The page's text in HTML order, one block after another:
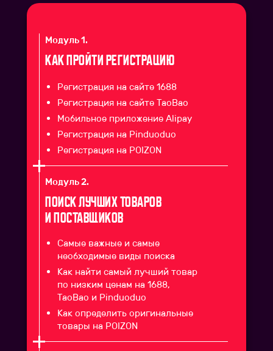
Модуль 1.
Как пройти регистрацию
Регистрация на сайте 1688
Регистрация на сайте TaoBao
Мобильное приложение Alipay
Модуль 2.
Поиск лучших товаров
и поставщиков
Самые важные и самые
необходимые виды поиска
Регистрация на Pinduoduo
Регистрация на POIZON
Как найти самый лучший товар
по низким ценам на 1688,
TaoBao и Pinduoduo
Как определить оригинальные
товары на POIZON